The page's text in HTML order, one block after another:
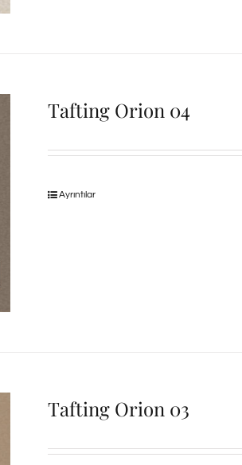
Tafting Orion 04
Ayrıntılar
Tafting Orion 03